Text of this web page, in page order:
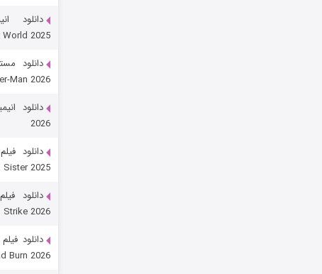
قسمت
دانلود
2025
Man 2026
2026
Sister 2025
Strike 2026
دانلود
Burn 2026